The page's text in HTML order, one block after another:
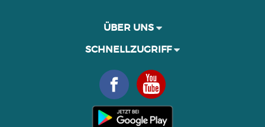
ÜBER UNS
SCHNELLZUGRIFF